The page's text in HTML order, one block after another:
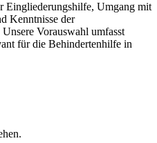
Eingliederungshilfe, Umgang mit
Kenntnisse der
Vorauswahl umfasst
für die Behindertenhilfe in